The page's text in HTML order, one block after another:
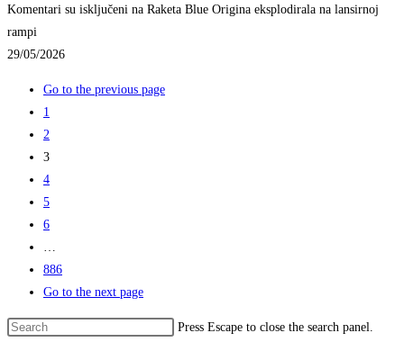
Komentari su isključeni na Raketa Blue Origina eksplodirala na lansirnoj
rampi
29/05/2026
Go to the previous page
1
2
3
4
5
6
886
Go to the next page
Press Escape to close the search panel.